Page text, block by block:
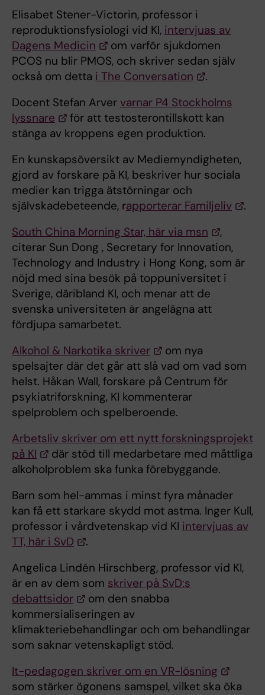
Elisabet Stener-Victorin, professor i
reproduktionsfysiologi vid KI, intervjuas av
Dagens Medicin
om varför sjukdomen
PCOS nu blir PMOS, och skriver sedan själv
också om detta i The Conversation
.
Docent Stefan Arver varnar P4 Stockholms
lyssnare
för att testosterontillskott kan
stänga av kroppens egen produktion.
En kunskapsöversikt av Mediemyndigheten,
gjord av forskare på KI, beskriver hur sociala
medier kan trigga ätstörningar och
självskadebeteende, rapporterar Familjeliv
.
South China Morning Star, här via msn
,
citerar Sun Dong , Secretary for Innovation,
Technology and Industry i Hong Kong, som är
nöjd med sina besök på toppuniversitet i
Sverige, däribland KI, och menar att de
svenska universiteten är angelägna att
fördjupa samarbetet.
Alkohol & Narkotika skriver
om nya
spelsajter där det går att slå vad om vad som
helst. Håkan Wall, forskare på Centrum för
psykiatriforskning, KI kommenterar
spelproblem och spelberoende.
Arbetsliv skriver om ett nytt forskningsprojekt
på KI
där stöd till medarbetare med måttliga
alkoholproblem ska funka förebyggande.
Barn som hel-ammas i minst fyra månader
kan få ett starkare skydd mot astma. Inger Kull,
professor i vårdvetenskap vid KI intervjuas av
TT, här i SvD
.
Angelica Lindén Hirschberg, professor vid KI,
är en av dem som skriver på SvD:s
debattsidor
om den snabba
kommersialiseringen av
klimakteriebehandlingar och om behandlingar
som saknar vetenskapligt stöd.
It-pedagogen skriver om en VR-lösning
som stärker ögonens samspel, vilket ska öka